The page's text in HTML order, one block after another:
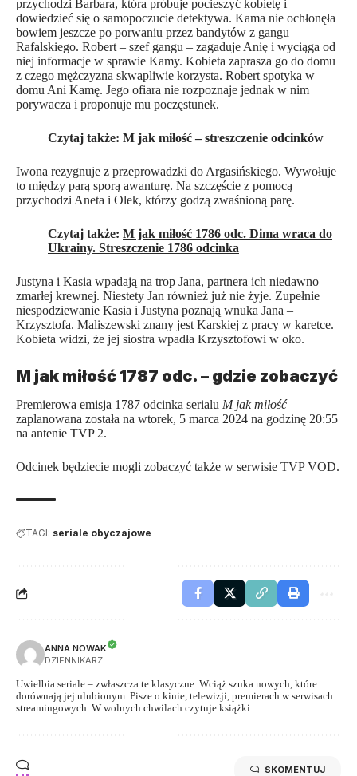
przychodzi Barbara, która próbuje pocieszyć kobietę i
dowiedzieć się o samopoczucie detektywa. Kama nie ochłonęła
bowiem jeszcze po porwaniu przez bandytów z gangu
Rafalskiego. Robert – szef gangu – zagaduje Anię i wyciąga od
niej informacje w sprawie Kamy. Kobieta zaprasza go do domu
z czego mężczyzna skwapliwie korzysta. Robert spotyka w
domu Ani Kamę. Jego ofiara nie rozpoznaje jednak w nim
porywacza i proponuje mu poczęstunek.
Czytaj także: M jak miłość – streszczenie odcinków
Iwona rezygnuje z przeprowadzki do Argasińskiego. Wywołuje
to między parą sporą awanturę. Na szczęście z pomocą
przychodzi Aneta i Olek, którzy godzą zwaśnioną parę.
Czytaj także: M jak miłość 1786 odc. Dima wraca do
Ukrainy. Streszczenie 1786 odcinka
Justyna i Kasia wpadają na trop Jana, partnera ich niedawno
zmarłej krewnej. Niestety Jan również już nie żyje. Zupełnie
niespodziewanie Kasia i Justyna poznają wnuka Jana –
Krzysztofa. Maliszewski znany jest Karskiej z pracy w karetce.
Kobieta widzi, że jej siostra wpadła Krzysztofowi w oko.
M jak miłość 1787 odc. – gdzie zobaczyć
Premierowa emisja 1787 odcinka serialu M jak miłość
zaplanowana została na wtorek, 5 marca 2024 na godzinę 20:55
na antenie TVP 2.
Odcinek będziecie mogli zobaczyć także w serwisie TVP VOD.
TAGI: seriale obyczajowe
ANNA NOWAK
DZIENNIKARZ
Uwielbia seriale – zwłaszcza te klasyczne. Wciąż szuka nowych, które
dorównają jej ulubionym. Pisze o kinie, telewizji, premierach w serwisach
streamingowych. W wolnych chwilach czytuje książki.
SKOMENTUJ